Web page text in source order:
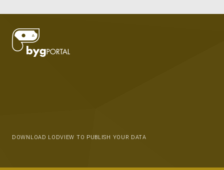
DOWNLOAD LODVIEW TO PUBLISH YOUR DATA